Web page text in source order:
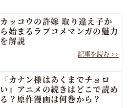
カッコウの許嫁 取り違え子か
ら始まるラブコメマンガの魅力
を解説
『カナン様はあくまでチョロ
い』アニメの続きはどこで読め
る？原作漫画は何巻から？